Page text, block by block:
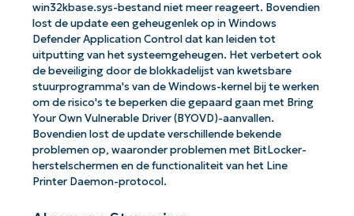
win32kbase.sys-bestand niet meer reageert. Bovendien
lost de update een geheugenlek op in Windows
Defender Application Control dat kan leiden tot
uitputting van het systeemgeheugen. Het verbetert ook
de beveiliging door de blokkadelijst van kwetsbare
stuurprogramma's van de Windows-kernel bij te werken
om de risico's te beperken die gepaard gaan met Bring
Your Own Vulnerable Driver (BYOVD)-aanvallen.
Bovendien lost de update verschillende bekende
problemen op, waaronder problemen met BitLocker-
herstelschermen en de functionaliteit van het Line
Printer Daemon-protocol.